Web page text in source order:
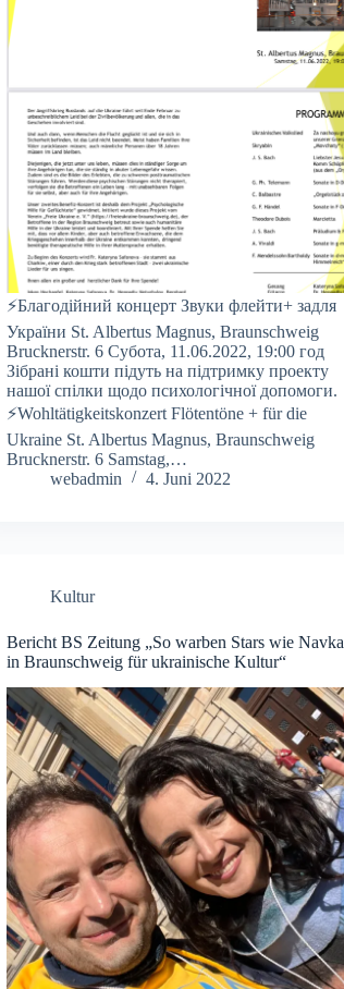
⚡️Благодійний концерт Звуки флейти+ задля
України St. Albertus Magnus, Braunschweig
Brucknerstr. 6 Субота, 11.06.2022, 19:00 год
Зібрані кошти підуть на підтримку проекту
нашої спілки щодо психологічної допомоги.
⚡️Wohltätigkeitskonzert Flötentöne + für die
Ukraine St. Albertus Magnus, Braunschweig
Brucknerstr. 6 Samstag,…
webadmin
4. Juni 2022
Kultur
Bericht BS Zeitung „So warben Stars wie Navka
in Braunschweig für ukrainische Kultur“